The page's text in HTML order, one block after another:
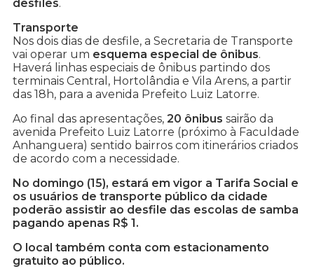
desfiles.
Transporte
Nos dois dias de desfile, a Secretaria de Transporte
vai operar um esquema especial de ônibus.
Haverá linhas especiais de ônibus partindo dos
terminais Central, Hortolândia e Vila Arens, a partir
das 18h, para a avenida Prefeito Luiz Latorre.
Ao final das apresentações, 20 ônibus sairão da
avenida Prefeito Luiz Latorre (próximo à Faculdade
Anhanguera) sentido bairros com itinerários criados
de acordo com a necessidade.
No domingo (15), estará em vigor a Tarifa Social e
os usuários de transporte público da cidade
poderão assistir ao desfile das escolas de samba
pagando apenas R$ 1.
O local também conta com estacionamento
gratuito ao público.